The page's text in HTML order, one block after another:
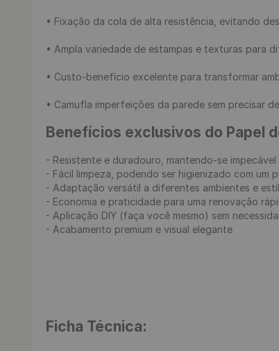
• Fixação da cola de alta resistência, evitando
• Ampla variedade de estampas e texturas para
• Custo-benefício excelente para transformar
• Camufla imperfeições da parede sem precisar
Benefícios exclusivos do Papel
- Resistente e duradouro, mantendo-se
- Fácil limpeza, podendo ser higienizado com um
- Adaptação versátil a diferentes ambientes e
- Economia e praticidade para uma renovação
- Aplicação DIY (faça você mesmo) sem
- Acabamento premium e visual elegante
Ficha Técnica: